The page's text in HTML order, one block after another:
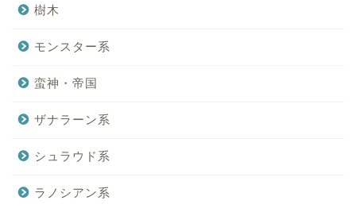
樹木
モンスター系
蛮神・帝国
ザナラーン系
シュラウド系
ラノシアン系